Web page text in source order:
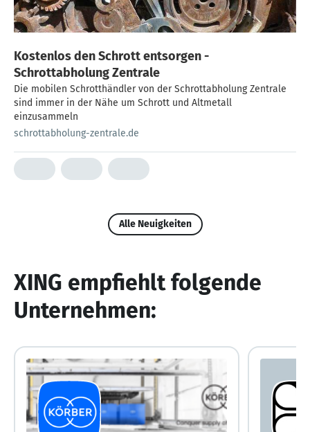
Kostenlos den Schrott entsorgen -
Schrottabholung Zentrale
Die mobilen Schrotthändler von der Schrottabholung Zentrale
sind immer in der Nähe um Schrott und Altmetall
einzusammeln
schrottabholung-zentrale.de
Alle Neuigkeiten
XING empfiehlt folgende
Unternehmen: